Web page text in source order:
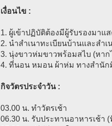
เงื่อนไข :
1. ผู้เข้าปฏิบัติต้องมีผู้รับรองมาแ
2. นำสำเนาทะเบียนบ้านและสำ
3. นุ่งขาวห่มขาวพร้อมสไบ (หา
4. ที่นอน หมอน ผ้าห่ม ทางสำนัก
กิจวัตรประจำวัน :
03.00 น. ทำวัตรเช้า
06.30 น. รับประทานอาหารเช้า (